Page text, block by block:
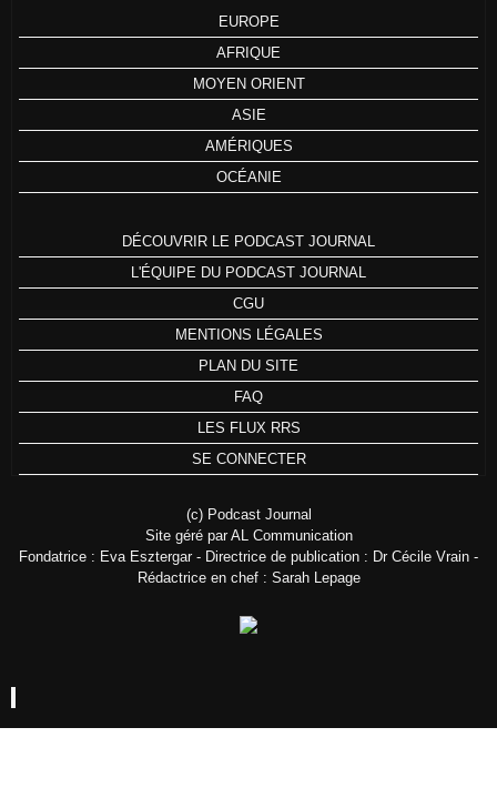
EUROPE
AFRIQUE
MOYEN ORIENT
ASIE
AMÉRIQUES
OCÉANIE
DÉCOUVRIR LE PODCAST JOURNAL
L'ÉQUIPE DU PODCAST JOURNAL
CGU
MENTIONS LÉGALES
PLAN DU SITE
FAQ
LES FLUX RRS
SE CONNECTER
(c) Podcast Journal
Site géré par AL Communication
Fondatrice : Eva Esztergar - Directrice de publication : Dr Cécile Vrain -
Rédactrice en chef : Sarah Lepage